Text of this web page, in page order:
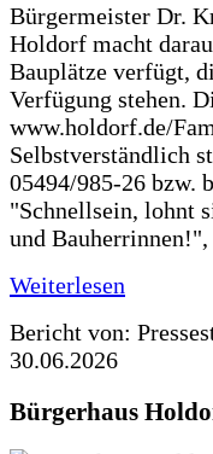
Bürgermeister Dr.
Holdorf macht
Bauplätze verfügt,
Verfügung stehen.
www.holdorf.de/
Selbstverständlich
05494/985-26 bzw.
"Schnellsein, lohnt
und Bauherrinnen!",
Weiterlesen
Bericht von:
30.06.2026
Bürgerhaus